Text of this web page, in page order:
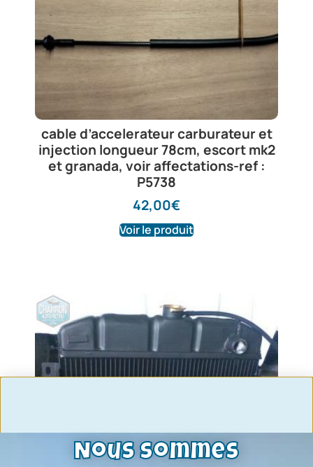
cable d’accelerateur carburateur et
injection longueur 78cm, escort mk2
et granada, voir affectations-ref :
P5738
42,00€
Voir le produit
Nous sommes